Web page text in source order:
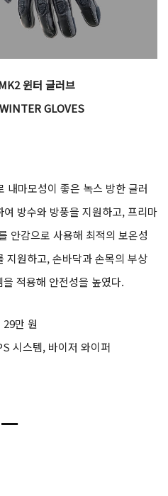
윈터 글러브
GLOVES
내마모성이 좋은 녹스 방한 글러
방수와 방풍을 지원하고, 프리마
안감으로 사용해 최적의 보온성
지원하고, 손바닥과 손목의 부상
적용해 안전성을 높였다.
29만 원
시스템, 바이저 와이퍼
ㅡ